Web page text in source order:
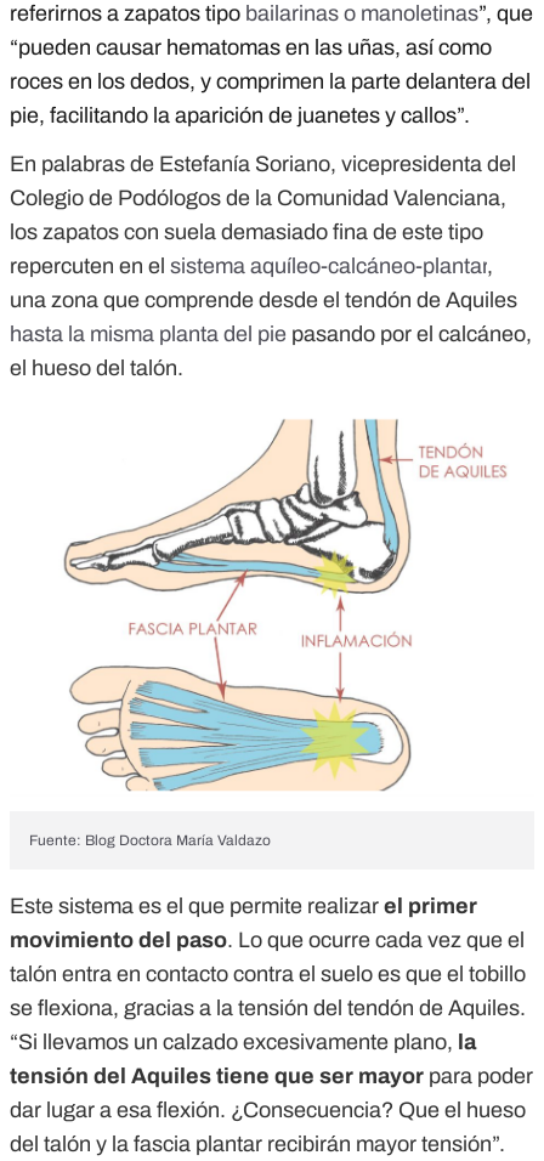
referirnos a zapatos tipo bailarinas o manoletinas”, que
“pueden causar hematomas en las uñas, así como
roces en los dedos, y comprimen la parte delantera del
pie, facilitando la aparición de juanetes y callos”.
En palabras de Estefanía Soriano, vicepresidenta del
Colegio de Podólogos de la Comunidad Valenciana,
los zapatos con suela demasiado fina de este tipo
repercuten en el sistema aquíleo-calcáneo-plantar,
una zona que comprende desde el tendón de Aquiles
hasta la misma planta del pie pasando por el calcáneo,
el hueso del talón.
Fuente: Blog Doctora María Valdazo
Este sistema es el que permite realizar el primer
movimiento del paso. Lo que ocurre cada vez que el
talón entra en contacto contra el suelo es que el tobillo
se flexiona, gracias a la tensión del tendón de Aquiles.
“Si llevamos un calzado excesivamente plano, la
tensión del Aquiles tiene que ser mayor para poder
dar lugar a esa flexión. ¿Consecuencia? Que el hueso
del talón y la fascia plantar recibirán mayor tensión”.